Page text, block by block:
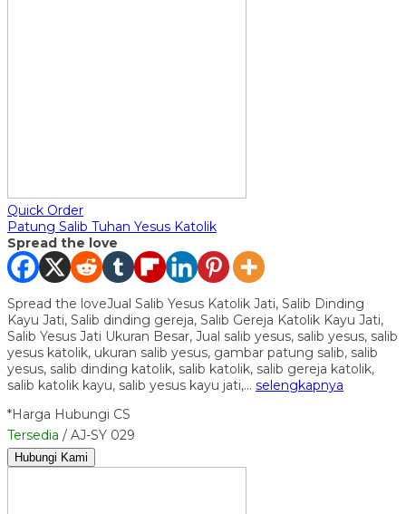
Quick Order
Patung Salib Tuhan Yesus Katolik
Spread the love
Spread the loveJual Salib Yesus Katolik Jati, Salib Dinding
Kayu Jati, Salib dinding gereja, Salib Gereja Katolik Kayu Jati,
Salib Yesus Jati Ukuran Besar, Jual salib yesus, salib yesus, salib
yesus katolik, ukuran salib yesus, gambar patung salib, salib
yesus, salib dinding katolik, salib katolik, salib gereja katolik,
salib katolik kayu, salib yesus kayu jati,… selengkapnya
*Harga Hubungi CS
Tersedia / AJ-SY 029
Hubungi Kami